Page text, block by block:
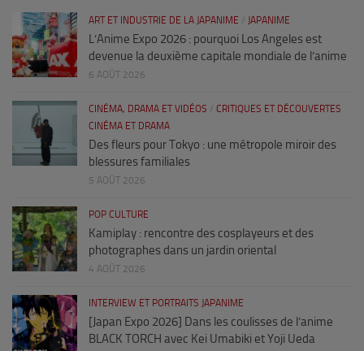
ART ET INDUSTRIE DE LA JAPANIME / JAPANIME
L’Anime Expo 2026 : pourquoi Los Angeles est
devenue la deuxième capitale mondiale de l’anime
6 AOÛT 2026
CINÉMA, DRAMA ET VIDÉOS / CRITIQUES ET DÉCOUVERTES
CINÉMA ET DRAMA
Des fleurs pour Tokyo : une métropole miroir des
blessures familiales
5 AOÛT 2026
POP CULTURE
Kamiplay : rencontre des cosplayeurs et des
photographes dans un jardin oriental
4 AOÛT 2026
INTERVIEW ET PORTRAITS JAPANIME
[Japan Expo 2026] Dans les coulisses de l’anime
BLACK TORCH avec Kei Umabiki et Yoji Ueda